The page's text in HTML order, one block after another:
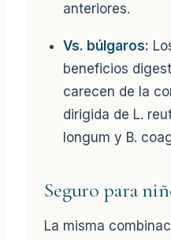
anteriores.
Vs. búlgaros:
beneficios
carecen de la
dirigida de L.
longum y B.
Seguro para
La misma